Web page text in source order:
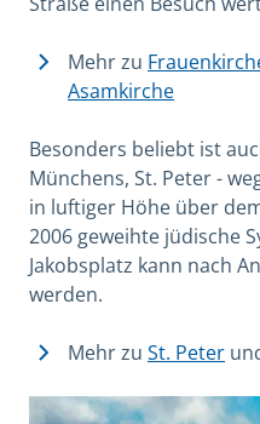
Mehr zu
Asamkirche
Besonders beliebt ist
Münchens, St. Peter -
in luftiger Höhe über
2006 geweihte jüdische
Jakobsplatz kann nach
werden.
Mehr zu St. Peter